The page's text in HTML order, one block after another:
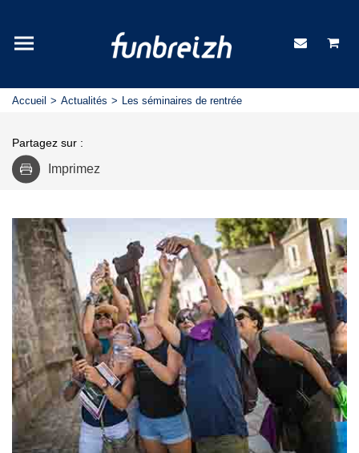
Accueil Actualités Les séminaires de rentrée
Partagez sur :
Imprimez